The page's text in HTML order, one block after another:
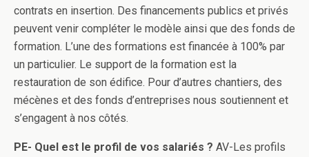
contrats en insertion. Des financements publics et privés
peuvent venir compléter le modèle ainsi que des fonds de
formation. L’une des formations est financée à 100% par
un particulier. Le support de la formation est la
restauration de son édifice. Pour d’autres chantiers, des
mécènes et des fonds d’entreprises nous soutiennent et
s’engagent à nos côtés.
PE- Quel est le profil de vos salariés ? AV-Les profils